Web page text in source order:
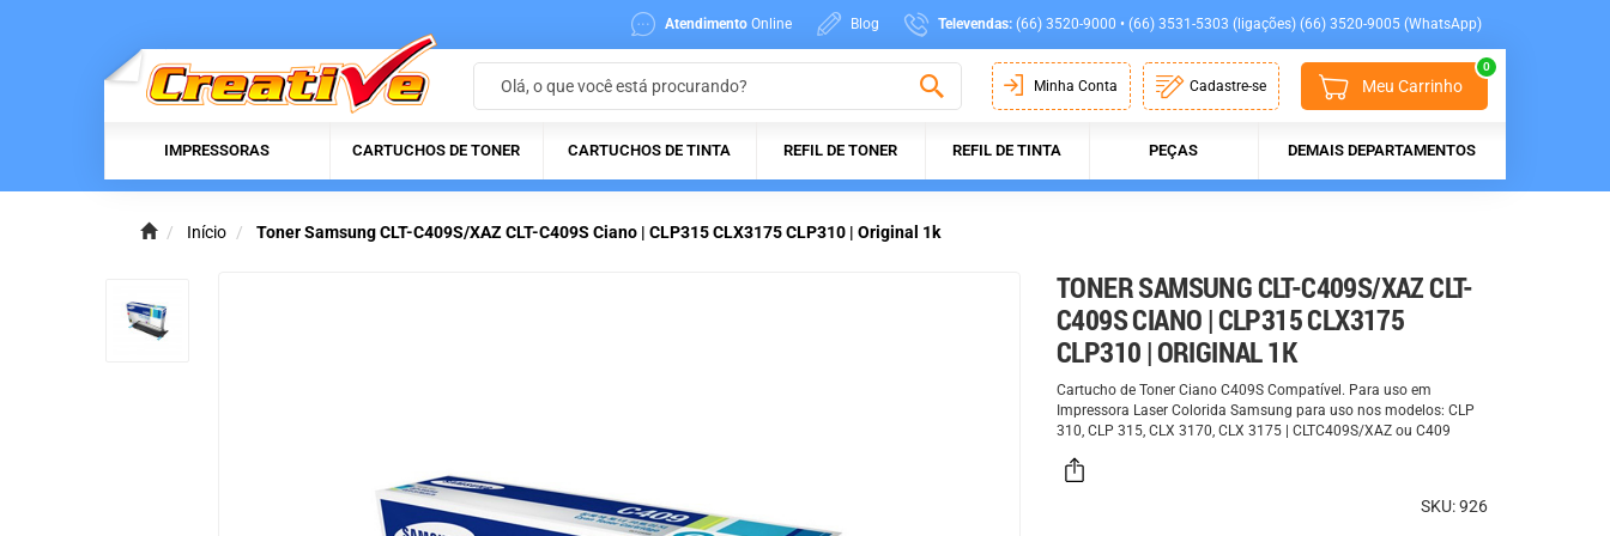
Atendimento Online Blog Televendas: (66) 3520-9000 • (66) 3531-5303 (ligações) (66) 3520-9005 (WhatsApp)
Minha Conta Cadastre-se Meu Carrinho
0
IMPRESSORAS CARTUCHOS DE TONER CARTUCHOS DE TINTA REFIL DE TONER REFIL DE TINTA PEÇAS DEMAIS DEPARTAMENTOS
Início Toner Samsung CLT-C409S/XAZ CLT-C409S Ciano | CLP315 CLX3175 CLP310 | Original 1k
TONER SAMSUNG CLT-C409S/XAZ CLT-
C409S CIANO | CLP315 CLX3175
CLP310 | ORIGINAL 1K
Cartucho de Toner Ciano C409S Compatível. Para uso em
Impressora Laser Colorida Samsung para uso nos modelos: CLP
310, CLP 315, CLX 3170, CLX 3175 | CLTC409S/XAZ ou C409
SKU: 926